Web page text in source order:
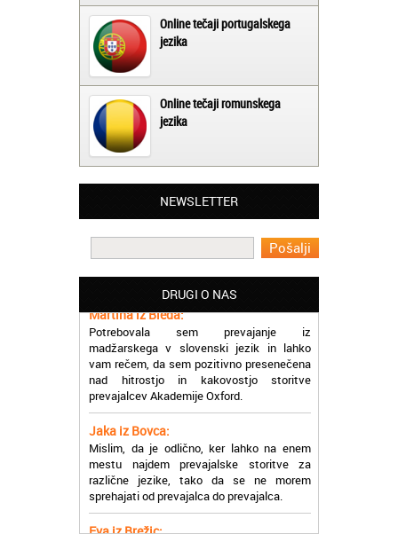
Online tečaji portugalskega
jezika
Online tečaji romunskega
jezika
NEWSLETTER
DRUGI O NAS
Matjaž iz Ajdovščine:
Oxford, ker so resnično profesionalni in
prevajalske storitve opravljajo hitro in
Potrebovala sem prevajanje iz
madžarskega v slovenski jezik in lahko
vam rečem, da sem pozitivno presenečena
nad hitrostjo in kakovostjo storitve
prevajalcev Akademije Oxford.
Jaka iz Bovca:
Mislim, da je odlično, ker lahko na enem
mestu najdem prevajalske storitve za
različne jezike, tako da se ne morem
sprehajati od prevajalca do prevajalca.
Eva iz Brežic: